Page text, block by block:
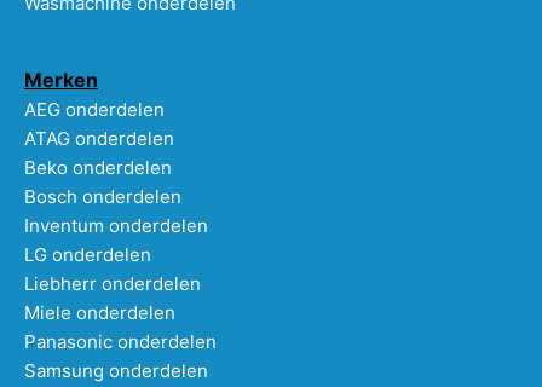
Merken
AEG onderdelen
ATAG onderdelen
Beko onderdelen
Bosch onderdelen
Inventum onderdelen
LG onderdelen
Liebherr onderdelen
Miele onderdelen
Panasonic onderdelen
Samsung onderdelen